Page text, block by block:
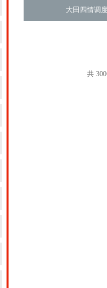
大田四情调
共